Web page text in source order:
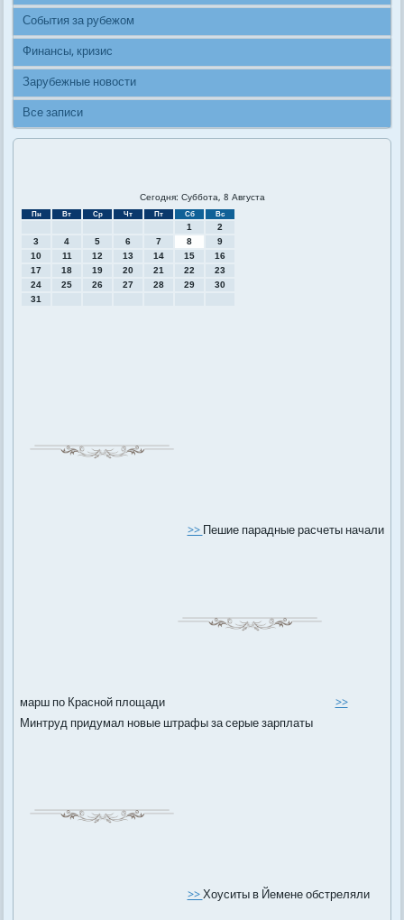
События за рубежом
Финансы, кризис
Зарубежные новости
Все записи
Сегодня: Суббота, 8 Августа
Пн Вт Ср Чт Пт Сб Вс
1
2
3
4 5 6 7 8
9
10
11 12 13 14 15
16
17
18 19 20 21 22
23
24
25 26 27 28 29
30
31
>>Пешие парадные расчеты начали
марш по Красной площади
>>
Минтруд придумал новые штрафы за серые зарплаты
>>Хоуситы в Йемене обстреляли